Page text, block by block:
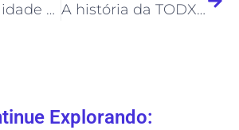
Responsabilidade de lideranças masculinas: O papel dos homens na construção de ambientes mais justos e inclusivos A história da TODXS e seu time de impacto
Explorando: